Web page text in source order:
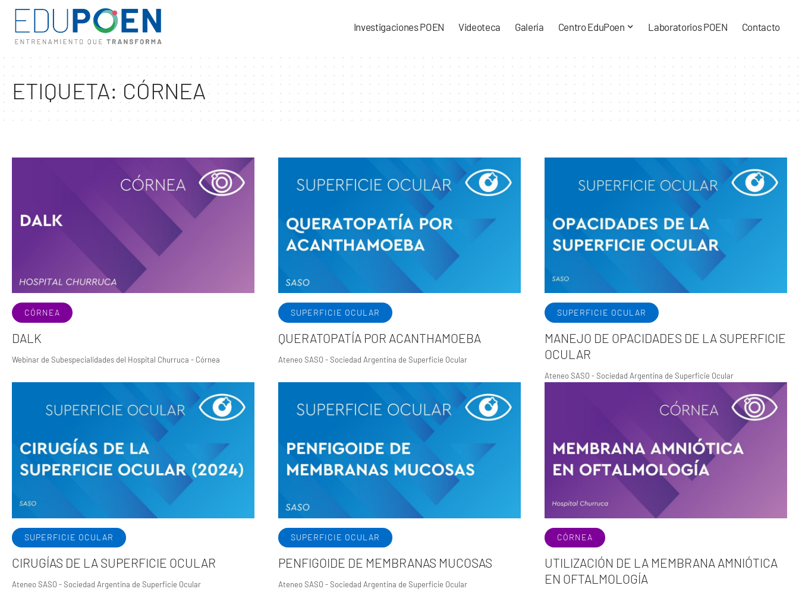
Investigaciones POEN Videoteca Galería Centro EduPoen Laboratorios POEN Contacto
ETIQUETA:CÓRNEA
CÓRNEA
DALK
Webinar de Subespecialidades del Hospital Churruca - Córnea
SUPERFICIE OCULAR
QUERATOPATÍA POR ACANTHAMOEBA
Ateneo SASO - Sociedad Argentina de Superficie Ocular
SUPERFICIE OCULAR
MANEJO DE OPACIDADES DE LA SUPERFICIE
OCULAR
Ateneo SASO - Sociedad Argentina de Superficie Ocular
SUPERFICIE OCULAR
CIRUGÍAS DE LA SUPERFICIE OCULAR
Ateneo SASO - Sociedad Argentina de Superficie Ocular
SUPERFICIE OCULAR
PENFIGOIDE DE MEMBRANAS MUCOSAS
Ateneo SASO - Sociedad Argentina de Superficie Ocular
CÓRNEA
UTILIZACIÓN DE LA MEMBRANA AMNIÓTICA
EN OFTALMOLOGÍA